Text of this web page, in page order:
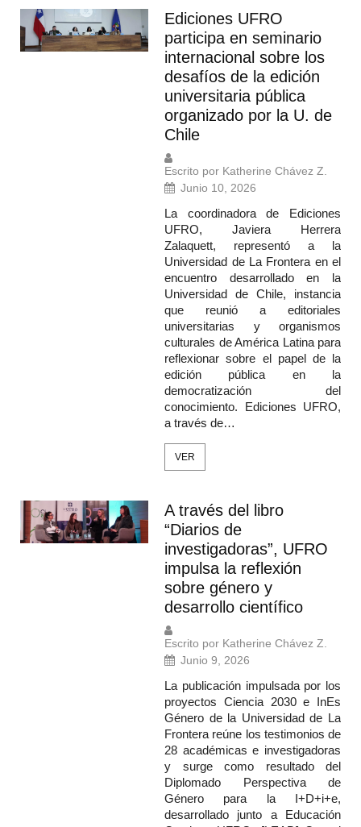
Ediciones UFRO
participa en seminario
internacional sobre los
desafíos de la edición
universitaria pública
organizado por la U. de
Chile
Escrito por Katherine Chávez Z.
Junio 10, 2026
La coordinadora de Ediciones
UFRO, Javiera Herrera
Zalaquett, representó a la
Universidad de La Frontera en el
encuentro desarrollado en la
Universidad de Chile, instancia
que reunió a editoriales
universitarias y organismos
culturales de América Latina para
reflexionar sobre el papel de la
edición pública en la
democratización del
conocimiento. Ediciones UFRO,
a través de…
VER
A través del libro
“Diarios de
investigadoras”, UFRO
impulsa la reflexión
sobre género y
desarrollo científico
Escrito por Katherine Chávez Z.
Junio 9, 2026
La publicación impulsada por los
proyectos Ciencia 2030 e InEs
Género de la Universidad de La
Frontera reúne los testimonios de
28 académicas e investigadoras
y surge como resultado del
Diplomado Perspectiva de
Género para la I+D+i+e,
desarrollado junto a Educación